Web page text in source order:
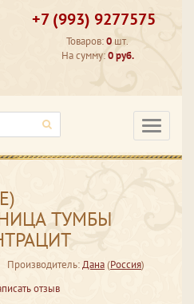
+7 (993) 9277575
Товаров:0 шт.
На сумму:0 руб.
ТУМБЫ
Производитель:Дана(Россия)
отзыв